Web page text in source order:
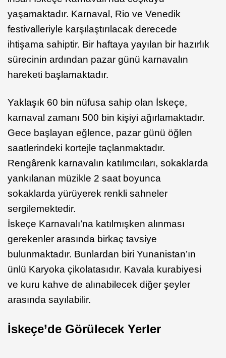
yaşamaktadır. Karnaval, Rio ve Venedik
festivalleriyle karşılaştırılacak derecede
ihtişama sahiptir. Bir haftaya yayılan bir hazırlık
sürecinin ardından pazar günü karnavalın
hareketi başlamaktadır.
Yaklaşık 60 bin nüfusa sahip olan İskeçe,
karnaval zamanı 500 bin kişiyi ağırlamaktadır.
Gece başlayan eğlence, pazar günü öğlen
saatlerindeki kortejle taçlanmaktadır.
Rengârenk karnavalın katılımcıları, sokaklarda
yankılanan müzikle 2 saat boyunca
sokaklarda yürüyerek renkli sahneler
sergilemektedir.
İskeçe Karnavalı’na katılmışken alınması
gerekenler arasında birkaç tavsiye
bulunmaktadır. Bunlardan biri Yunanistan’ın
ünlü Karyoka çikolatasıdır. Kavala kurabiyesi
ve kuru kahve de alınabilecek diğer şeyler
arasında sayılabilir.
İskeçe’de Görülecek Yerler